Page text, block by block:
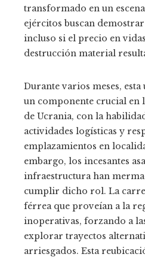
transformado en un
ejércitos buscan
incluso si el precio en
destrucción material
Durante varios meses,
un componente crucial en
de Ucrania, con la
actividades logísticas y
emplazamientos en
embargo, los incesantes
infraestructura han
cumplir dicho rol. La
férrea que proveían a la
inoperativas, forzando a
explorar trayectos
arriesgados. Esta